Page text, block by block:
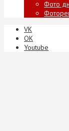
Фото
VK
ОК
Youtube